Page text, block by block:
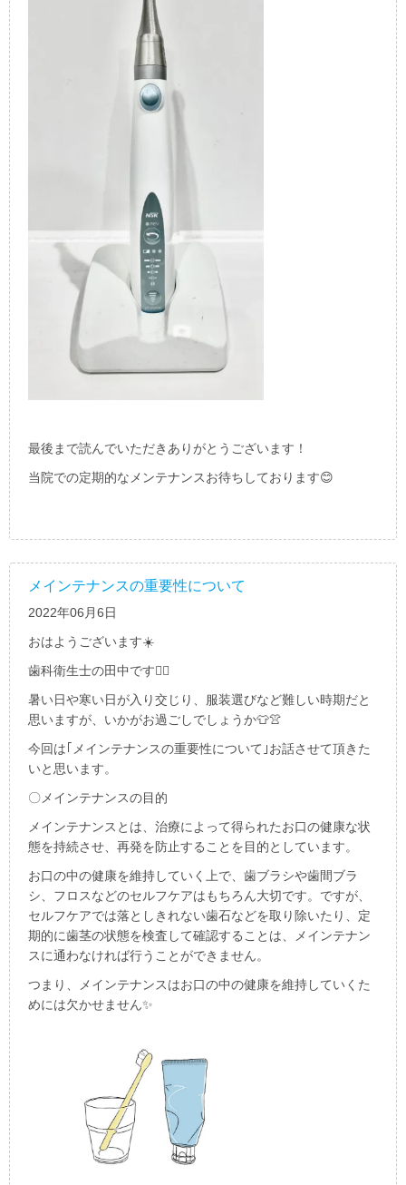
最後まで読んでいただきありがとうございます！
当院での定期的なメンテナンスお待ちしております😊
メインテナンスの重要性について
2022年06月6日
おはようございます☀️
歯科衛生士の田中です🙋‍♀️
暑い日や寒い日が入り交じり、服装選びなど難しい時期だと
思いますが、いかがお過ごしでしょうか👕👚
今回は｢メインテナンスの重要性について｣お話させて頂きた
いと思います。
〇メインテナンスの目的
メインテナンスとは、治療によって得られたお口の健康な状
態を持続させ、再発を防止することを目的としています。
お口の中の健康を維持していく上で、歯ブラシや歯間ブラ
シ、フロスなどのセルフケアはもちろん大切です。ですが、
セルフケアでは落としきれない歯石などを取り除いたり、定
期的に歯茎の状態を検査して確認することは、メインテナン
スに通わなければ行うことができません。
つまり、メインテナンスはお口の中の健康を維持していくた
めには欠かせません✨